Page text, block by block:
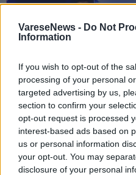
VareseNews - Do Not
Information
If you wish to opt-out of the
processing of your personal
targeted advertising by us,
section to confirm your
opt-out request is processed
interest-based ads based on
us or personal information
your opt-out. You may
disclosure of your personal
SPETTACOLI
15 Agosto 2026